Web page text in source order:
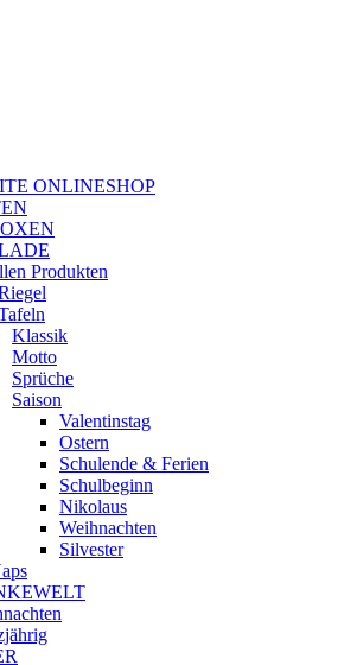
ONLINESHOP
Produkten
Klassik
Motto
Sprüche
Saison
Valentinstag
Ostern
Schulende & Ferien
Schulbeginn
Nikolaus
Weihnachten
Silvester